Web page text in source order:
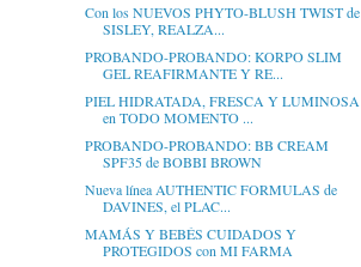
Con los NUEVOS PHYTO-BLUSH TWIST de
SISLEY, REALZA...
PROBANDO-PROBANDO: KORPO SLIM
GEL REAFIRMANTE Y RE...
PIEL HIDRATADA, FRESCA Y LUMINOSA
en TODO MOMENTO ...
PROBANDO-PROBANDO: BB CREAM
SPF35 de BOBBI BROWN
Nueva línea AUTHENTIC FORMULAS de
DAVINES, el PLAC...
MAMÁS Y BEBÉS CUIDADOS Y
PROTEGIDOS con MI FARMA